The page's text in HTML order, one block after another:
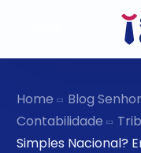
Home Blog
Contabilidade
Simples Nacional?